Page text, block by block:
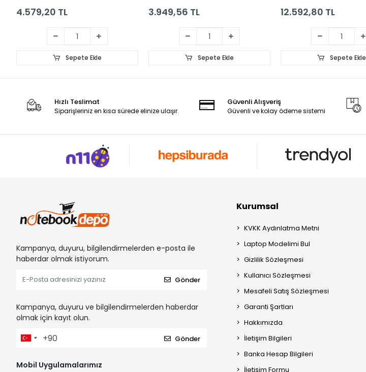
4.579,20 TL
Sepete Ekle
3.949,56 TL
Sepete Ekle
12.592,80 TL
Sepete Ekle
Hızlı Teslimat
Siparişleriniz en kısa sürede elinize ulaşır.
Güvenli Alışveriş
Güvenli ve kolay ödeme sistemi
Kampanya, duyuru, bilgilendirmelerden e-posta ile
haberdar olmak istiyorum.
Gönder
Kampanya, duyuru ve bilgilendirmelerden haberdar
olmak için kayıt olun.
Gönder
Mobil Uygulamalarımız
Kurumsal
KVKK Aydınlatma Metni
Laptop Modelimi Bul
Gizlilik Sözleşmesi
Kullanıcı Sözleşmesi
Mesafeli Satış Sözleşmesi
Garanti Şartları
Hakkımızda
İletişim Bilgileri
Banka Hesap Bilgileri
İletişim Formu